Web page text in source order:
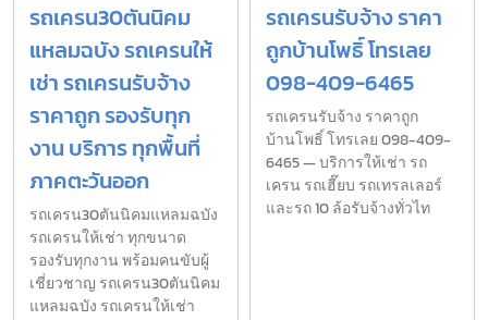
รถเครน30ตันนิคม
แหลมฉบัง รถเครนให้
เช่า รถเครนรับจ้าง
ราคาถูก รองรับทุก
งาน บริการ ทุกพื้นที่
ภาคตะวันออก
รถเครน30ตันนิคมแหลมฉบัง
รถเครนให้เช่า ทุกขนาด
รองรับทุกงาน พร้อมคนขับผู้
เชี่ยวชาญ รถเครน30ตันนิคม
แหลมฉบัง รถเครนให้เช่า
รถเครนรับจ้าง ราคา
ถูกบ้านโพธิ์ โทรเลย
098-409-6465
รถเครนรับจ้าง ราคาถูก
บ้านโพธิ์ โทรเลย 098-409-
6465 — บริการให้เช่า รถ
เครน รถเฮี๊ยบ รถเทรลเลอร์
และรถ 10 ล้อรับจ้างทั่วไท